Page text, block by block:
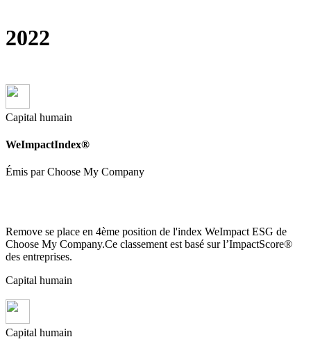
2022
Capital humain
WeImpactIndex®
Émis par Choose My Company
Remove se place en 4ème position de l'index WeImpact ESG de
Choose My Company.Ce classement est basé sur l’ImpactScore®
des entreprises.
Capital humain
Capital humain